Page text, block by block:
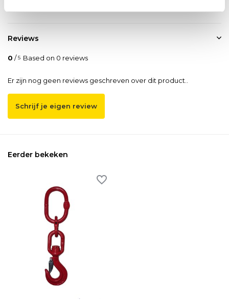
Reviews
0 /5 Based on 0 reviews
Er zijn nog geen reviews geschreven over dit product..
Schrijf je eigen review
Eerder bekeken